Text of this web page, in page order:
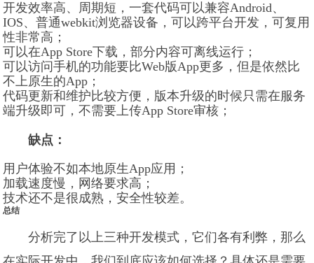
开发效率高、周期短，一套代码可以兼容Android、
IOS、普通webkit浏览器设备，可以跨平台开发，可复用
性非常高；
可以在App Store下载，部分内容可离线运行；
可以访问手机的功能要比Web版App更多，但是依然比
不上原生的App；
代码更新和维护比较方便，版本升级的时候只需在服务
端升级即可，不需要上传App Store审核；
缺点：
用户体验不如本地原生App应用；
加载速度慢，网络要求高；
技术还不是很成熟，安全性较差。
总结
分析完了以上三种开发模式，它们各有利弊，那么